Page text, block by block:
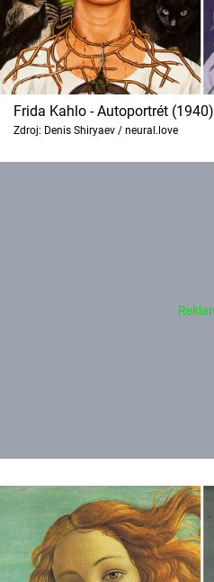
Sledujte prima+
Přihlášení
Frida Kahlo - Autoportrét (1940)
Zdroj: Denis Shiryaev / neural.love